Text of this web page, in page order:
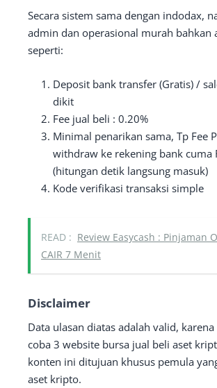
Secara sistem sama dengan indodax,
admin dan operasional murah bahkan
seperti:
Deposit bank transfer (Gratis) /
dikit
Fee jual beli : 0.20%
Minimal penarikan sama, Tp Fee
withdraw ke rekening bank cuma
(hitungan detik langsung masuk)
Kode verifikasi transaksi simple
READ : Review Easycash : Pinjaman
CAIR 7 Menit
Disclaimer
Data ulasan diatas adalah valid,
coba 3 website bursa jual beli aset
konten ini ditujuan khusus pemula
aset kripto.